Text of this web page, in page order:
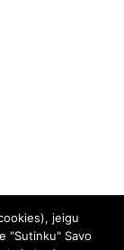
jeigu
"Sutinku" Savo